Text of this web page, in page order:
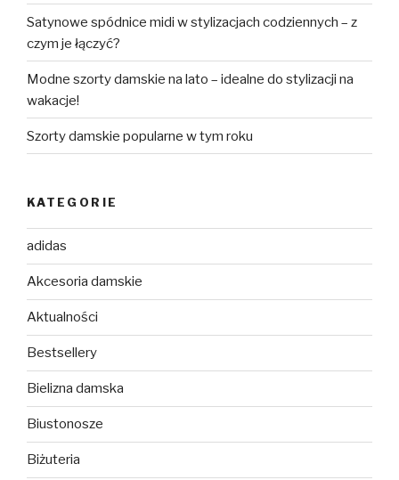
Satynowe spódnice midi w stylizacjach codziennych – z
czym je łączyć?
Modne szorty damskie na lato – idealne do stylizacji na
wakacje!
Szorty damskie popularne w tym roku
KATEGORIE
adidas
Akcesoria damskie
Aktualności
Bestsellery
Bielizna damska
Biustonosze
Biżuteria